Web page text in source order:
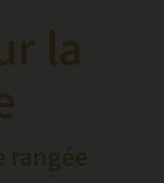
la
rangée